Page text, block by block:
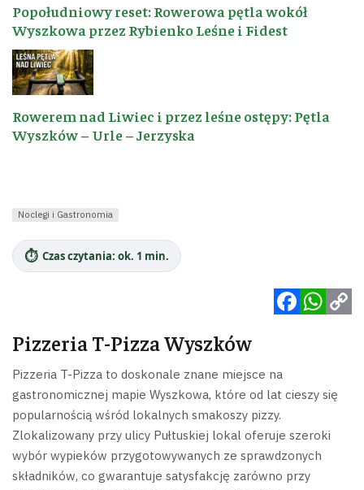
Popołudniowy reset: Rowerowa pętla wokół
Wyszkowa przez Rybienko Leśne i Fidest
Rowerem nad Liwiec i przez leśne ostępy: Pętla
Wyszków – Urle – Jerzyska
Noclegi i Gastronomia
⏱️ Czas czytania: ok. 1 min.
Pizzeria T-Pizza Wyszków
Pizzeria T-Pizza to doskonale znane miejsce na
gastronomicznej mapie Wyszkowa, które od lat cieszy się
popularnością wśród lokalnych smakoszy pizzy.
Zlokalizowany przy ulicy Pułtuskiej lokal oferuje szeroki
wybór wypieków przygotowywanych ze sprawdzonych
składników, co gwarantuje satysfakcję zarówno przy